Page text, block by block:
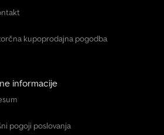
kupoprodajna pogodba
informacije
pogoji poslovanja